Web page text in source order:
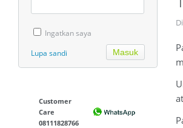
Ingatkan saya
Lupa sandi
Customer
Care
08111828766